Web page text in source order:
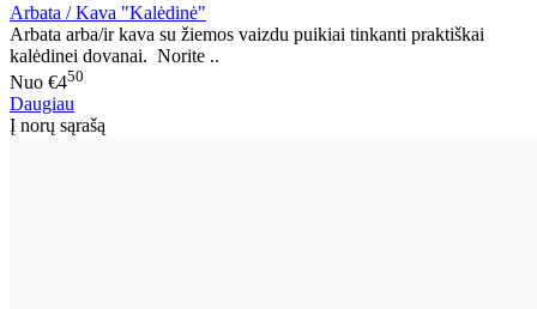
Arbata / Kava "Kalėdinė"
Arbata arba/ir kava su žiemos vaizdu puikiai tinkanti praktiškai
kalėdinei dovanai. Norite ..
Nuo €450
Daugiau
Į norų sąrašą